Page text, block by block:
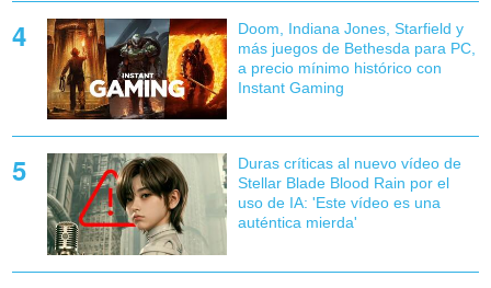
Doom, Indiana Jones, Starfield y
más juegos de Bethesda para PC,
a precio mínimo histórico con
Instant Gaming
Duras críticas al nuevo vídeo de
Stellar Blade Blood Rain por el
uso de IA: 'Este vídeo es una
auténtica mierda'